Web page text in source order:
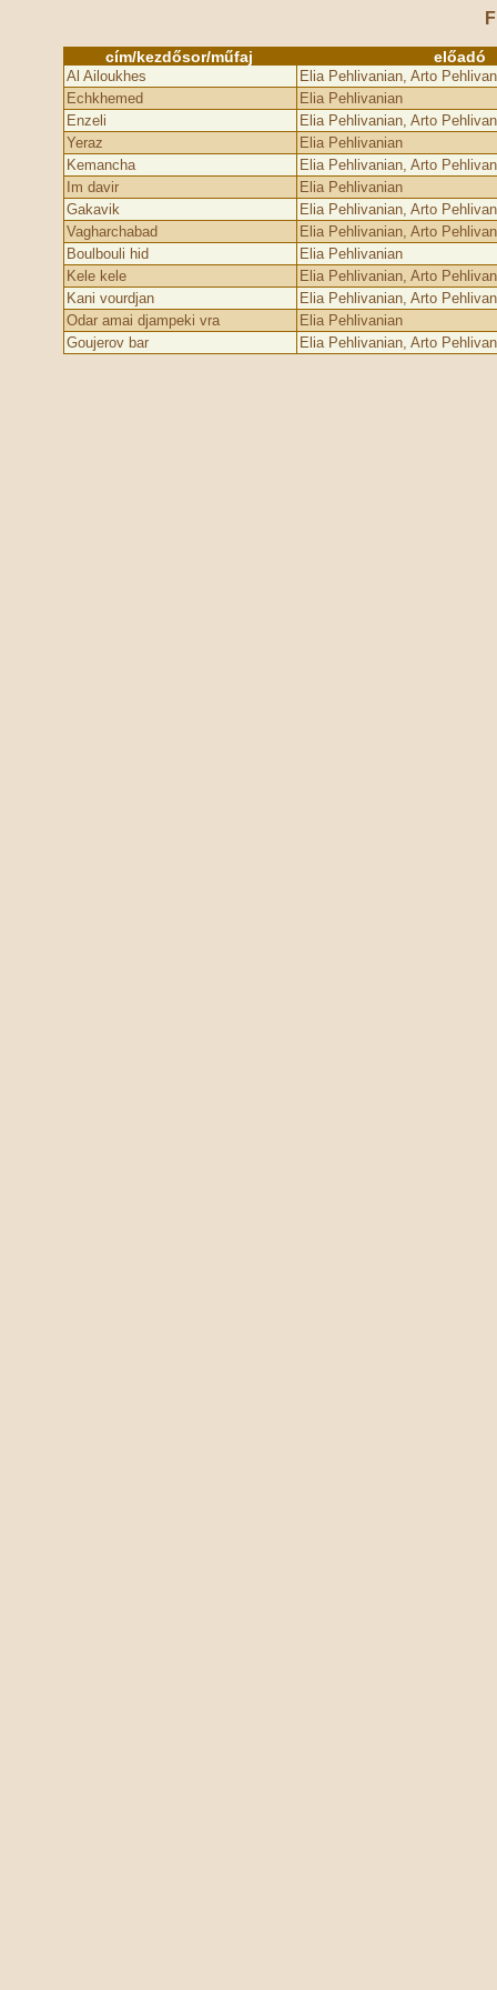
cím/kezdősor/műfaj előadó
Al Ailoukhes
Elia Pehlivanian, Arto
Echkhemed
Elia Pehlivanian
Enzeli
Elia Pehlivanian, Arto
Yeraz
Elia Pehlivanian
Kemancha
Elia Pehlivanian, Arto
Im davir
Elia Pehlivanian
Gakavik
Elia Pehlivanian, Arto
Vagharchabad
Elia Pehlivanian, Arto
Boulbouli hid
Elia Pehlivanian
Kele kele
Elia Pehlivanian, Arto
Kani vourdjan
Elia Pehlivanian, Arto
Odar amai djampeki vra
Elia Pehlivanian
Goujerov bar
Elia Pehlivanian, Arto